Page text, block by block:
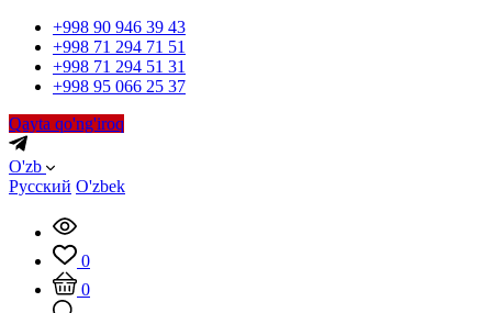
+998 90 946 39 43
+998 71 294 71 51
+998 71 294 51 31
+998 95 066 25 37
Qayta qo'ng'iroq
O'zb
Русский O'zbek
0
0